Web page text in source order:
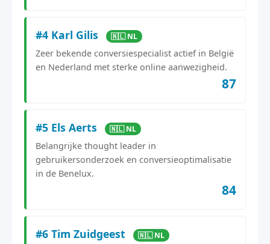
#4 Karl Gilis 🇳🇱 NL
Zeer bekende conversiespecialist actief in België
en Nederland met sterke online aanwezigheid.
87
#5 Els Aerts 🇳🇱 NL
Belangrijke thought leader in
gebruikersonderzoek en conversieoptimalisatie
in de Benelux.
84
#6 Tim Zuidgeest 🇳🇱 NL